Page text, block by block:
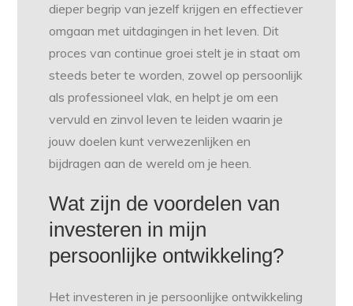
dieper begrip van jezelf krijgen en effectiever
omgaan met uitdagingen in het leven. Dit
proces van continue groei stelt je in staat om
steeds beter te worden, zowel op persoonlijk
als professioneel vlak, en helpt je om een
vervuld en zinvol leven te leiden waarin je
jouw doelen kunt verwezenlijken en
bijdragen aan de wereld om je heen.
Wat zijn de voordelen van
investeren in mijn
persoonlijke ontwikkeling?
Het investeren in je persoonlijke ontwikkeling